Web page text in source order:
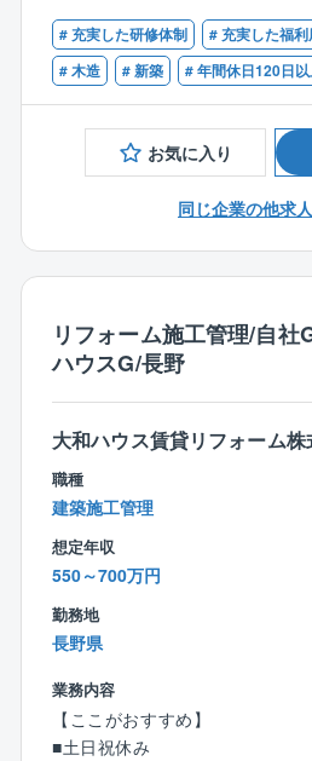
★体力的に無理なく働ける仕事
★検査写真格納アプリを活用で
業務量もコントロールしている
プライベートの時間を大切にで
1人あたりの案件数は10件～15
お客様のご要望をもとに、住宅
見た目の美しさや機能性などを
装設計・図面作成・確認申請等
＜入社後の流れ＞
入社後は、3カ月～半年間の
・座学研修
∟CADの使い方や打ち合わせ時
・先輩社員との同行
∟まずは図面のトレースなど簡
∟未経験者でも約1年で独り立ち
経験者にはスキルに応じた業務
◆お客様の理想を叶えるやりが
「こんな家を建てたい」という
れることが、注文住宅設計の面白
「子どもがのびのびと遊べる家
お客様と直接関わることができ
つのこだわりを実現できるやり
【優遇条件】
■CADオペレーターのご経験
■建築設計のご経験
■設計事務所でのご経験
■建設業者・工務店・インテリ
# 充実した研修体制 # 充実した福
# 木造
# 新築 # 年間休日120日
お気に入り
同じ企業の他求
リフォーム施工管理/自社
ハウスG/長野
大和ハウス賃貸リフォーム株
職種
建築施工管理
想定年収
550～700万円
勤務地
長野県
業務内容
【ここがおすすめ】
■土日祝休み